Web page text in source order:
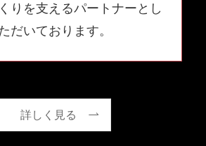
りを支えるパートナーとし
だいております。
詳しく見る